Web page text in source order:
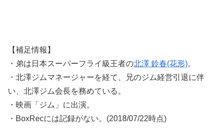
【補足情報】
・弟は日本スーパーフライ級王者の北澤 鈴春(花形)。
・北澤ジムマネージャーを経て、兄のジム経営引退に伴
い、北澤ジム会長を務めている。
・映画「ジム」に出演。
・BoxRecには記録がない。(2018/07/22時点)